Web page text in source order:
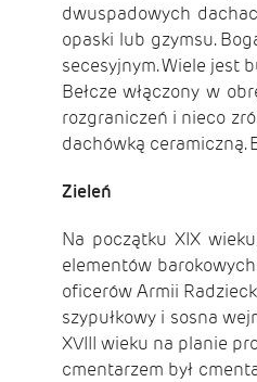
dwuspadowych
opaski lub gzymsu.
secesyjnym. Wiele jest
Bełcze włączony w
rozgraniczeń i nieco
dachówką ceramiczną.
Zieleń
Na początku XIX
elementów
oficerów Armii
szypułkowy i sosna
XVIII wieku na planie
cmentarzem był